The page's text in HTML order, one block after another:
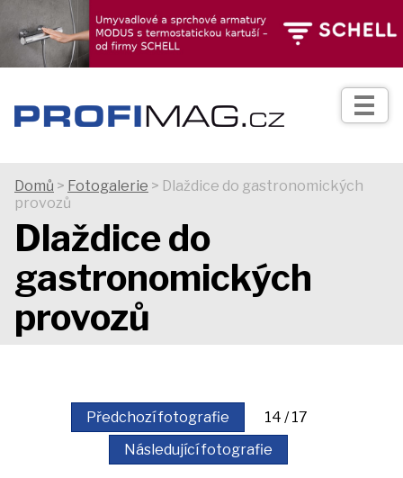
TIPY
Praxe
Fotogalerie
Produkty
Domů > Fotogalerie > Dlaždice do gastronomických
provozů
Dlaždice do
gastronomických
provozů
Předchozí fotografie
14 / 17
Následující fotografie